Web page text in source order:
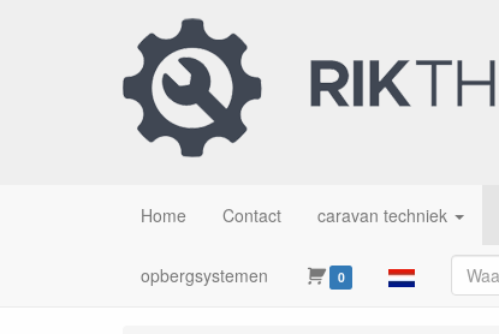
Home Contact caravan techniek
opbergsystemen 0